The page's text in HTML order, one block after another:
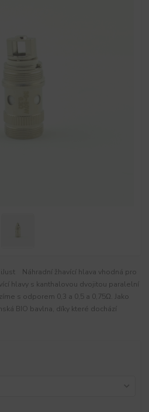
Náhradní žhavící hlava vhodná pro
hlavy s kanthalovou dvojitou paralelní
s odporem 0,3 a 0,5 a 0,75Ω. Jako
BIO bavlna, díky které dochází